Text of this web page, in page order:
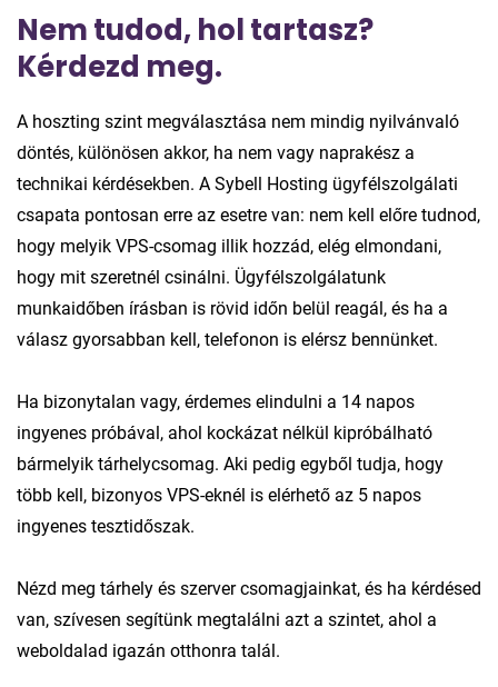
Nem tudod, hol tartasz?
Kérdezd meg.
A hoszting szint megválasztása nem mindig nyilvánvaló
döntés, különösen akkor, ha nem vagy naprakész a
technikai kérdésekben. A Sybell Hosting ügyfélszolgálati
csapata pontosan erre az esetre van: nem kell előre tudnod,
hogy melyik VPS-csomag illik hozzád, elég elmondani,
hogy mit szeretnél csinálni. Ügyfélszolgálatunk
munkaidőben írásban is rövid időn belül reagál, és ha a
válasz gyorsabban kell, telefonon is elérsz bennünket.
Ha bizonytalan vagy, érdemes elindulni a 14 napos
ingyenes próbával, ahol kockázat nélkül kipróbálható
bármelyik tárhelycsomag. Aki pedig egyből tudja, hogy
több kell, bizonyos VPS-eknél is elérhető az 5 napos
ingyenes tesztidőszak.
Nézd meg tárhely és szerver csomagjainkat, és ha kérdésed
van, szívesen segítünk megtalálni azt a szintet, ahol a
weboldalad igazán otthonra talál.